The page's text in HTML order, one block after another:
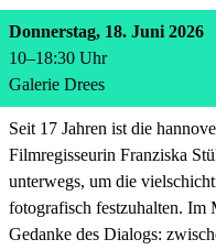
Donnerstag, 18. Juni 2026
10–18:30 Uhr
Galerie Drees
Seit 17 Jahren ist die
Filmregisseurin Franziska
unterwegs, um die
fotografisch festzuhalten. Im
Gedanke des Dialogs: